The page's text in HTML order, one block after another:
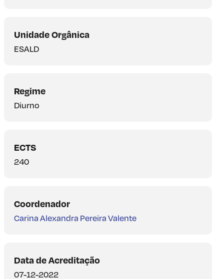
Unidade Orgânica
ESALD
Regime
Diurno
ECTS
240
Coordenador
Carina Alexandra Pereira Valente
Data de Acreditação
07-12-2022